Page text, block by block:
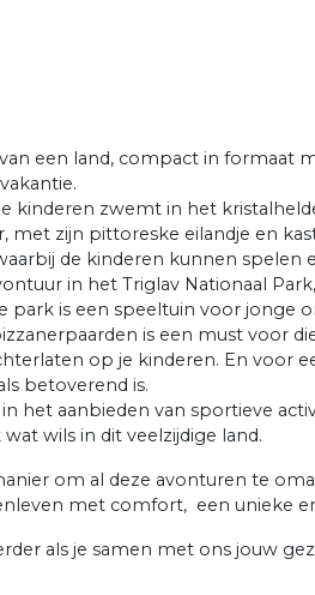
een land, compact in formaat
kinderen zwemt in het
met zijn pittoreske eilandje en
de kinderen kunnen
in het Triglav Nationaal
park is een speeltuin voor jonge
is een must voor
op je kinderen. En voor
betoverend is.
het aanbieden van sportieve
wils in dit veelzijdige land.
om al deze avonturen te
met comfort, een unieke
als je samen met ons jouw